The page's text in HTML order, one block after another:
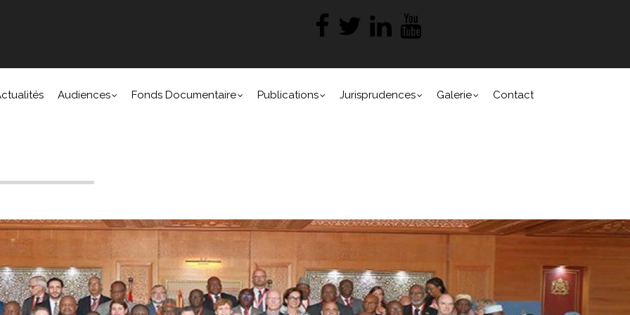
Audiences Fonds Documentaire Publications Jurisprudences Galerie Contact